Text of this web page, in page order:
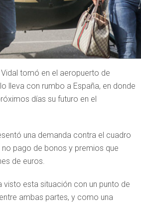
tomó en el aeropuerto de
lleva con rumbo a España, en donde
días su futuro en el
una demanda contra el cuadro
no pago de bonos y premios que
de euros.
visto esta situación con un punto de
ambas partes, y como una